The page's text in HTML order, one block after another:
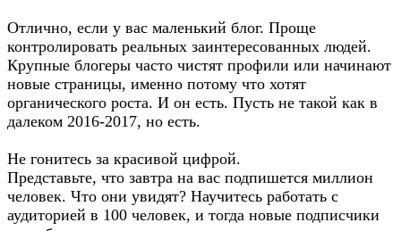
Отлично, если у вас маленький блог. Проще
контролировать реальных заинтересованных людей.
Крупные блогеры часто чистят профили или начинают
новые страницы, именно потому что хотят
органического роста. И он есть. Пусть не такой как в
далеком 2016-2017, но есть.
Не гонитесь за красивой цифрой.
Представьте, что завтра на вас подпишется миллион
человек. Что они увидят? Научитесь работать с
аудиторией в 100 человек, и тогда новые подписчики